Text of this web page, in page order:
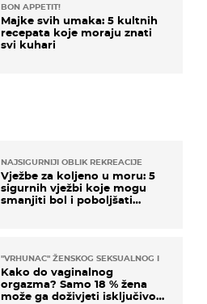
NAJSIGURNIJI OBLIK REKREACIJE
Vježbe za koljeno u moru: 5
sigurnih vježbi koje mogu
smanjiti bol i poboljšati
"VRHUNAC" ŽENSKOG SEKSUALNOG ISKUSTVA
Kako do vaginalnog
orgazma? Samo 18 % žena
može ga doživjeti isključivo
BON APPETIT!
Majke svih umaka: 5 kultnih
recepata koje moraju znati
svi kuhari